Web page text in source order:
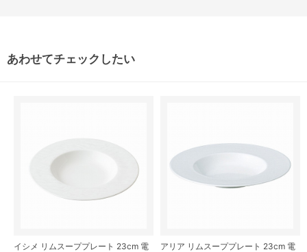
あわせてチェックしたい
イシメ リムスーププレート 23cm 電
アリア リムスーププレート 23cm 電